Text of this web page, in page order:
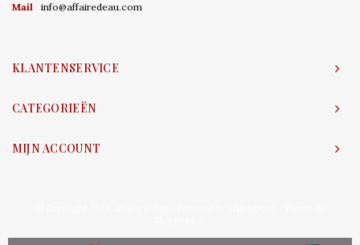
Mail
info@affairedeau.com
KLANTENSERVICE
CATEGORIEËN
MIJN ACCOUNT